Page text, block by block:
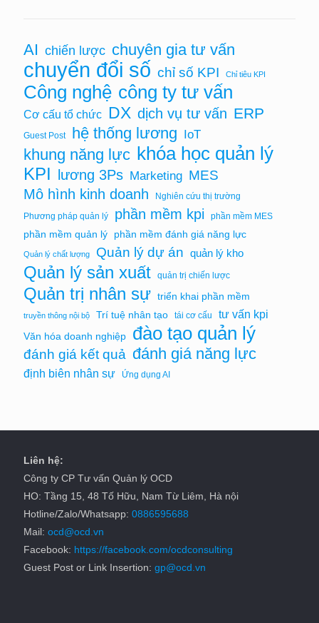
AI chiến lược chuyên gia tư vấn
chuyển đổi số chỉ số KPI Chỉ tiêu KPI
Công nghệ công ty tư vấn
Cơ cấu tổ chức DX dịch vụ tư vấn ERP
Guest Post hệ thống lương IoT
khung năng lực khóa học quản lý
KPI lương 3Ps Marketing MES
Mô hình kinh doanh
Nghiên cứu thị trường
Phương pháp quản lý
phần mềm kpi phần mềm MES
phần mềm quản lý phần mềm đánh giá năng lực
Quản lý chất lượng Quản lý dự án quản lý kho
Quản lý sản xuất quản trị chiến lược
Quản trị nhân sự triển khai phần mềm
truyền thông nội bộ Trí tuệ nhân tạo tái cơ cấu tư vấn kpi
Văn hóa doanh nghiệp đào tạo quản lý
đánh giá kết quả đánh giá năng lực
định biên nhân sự Ứng dụng AI
Liên hệ:
Công ty CP Tư vấn Quản lý OCD
HO: Tầng 15, 48 Tố Hữu, Nam Từ Liêm, Hà nội
Hotline/Zalo/Whatsapp: 0886595688
Mail: ocd@ocd.vn
Facebook: https://facebook.com/ocdconsulting
Guest Post or Link Insertion: gp@ocd.vn